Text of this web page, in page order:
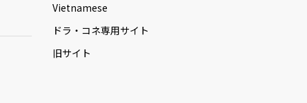
Vietnamese
ドラ・コネ専用サイト
旧サイト